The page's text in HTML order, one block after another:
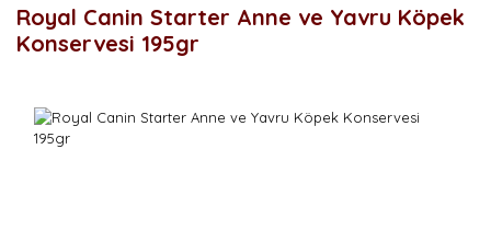
Royal Canin Starter Anne ve Yavru Köpek
Konservesi 195gr